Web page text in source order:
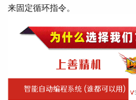
来固定循环指令。